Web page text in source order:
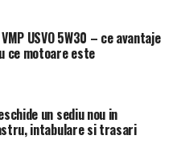
a explicat liderul ALDE.
persoane străine |
USVO 5W30 – ce avantaje
ce motoare este
un sediu nou in
intabulare si trasari